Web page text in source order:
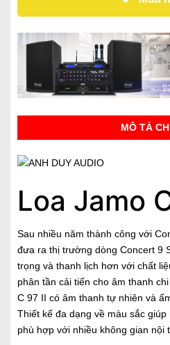
MÔ TẢ
Loa Jamo
Sau nhiều năm thành công với
đưa ra thị trường dòng Concert 9
trọng và thanh lịch hơn với chất
phân tần cải tiến cho âm thanh
C 97 II có âm thanh tự nhiên và
Thiết kế đa dạng về màu sắc
phù hợp với nhiều không gian nội